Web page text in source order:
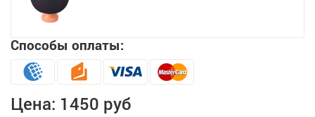
Способы оплаты:
Цена: 1450 руб